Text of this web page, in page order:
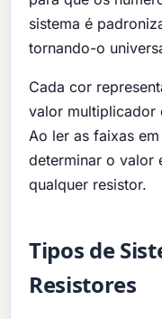
sistema é
tornando-o
Cada cor
valor multiplicador
Ao ler as faixas
determinar o valor
qualquer resistor.
Tipos de
Resistores